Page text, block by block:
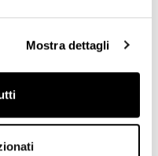
Mostra dettagli
8D55 - Pastello